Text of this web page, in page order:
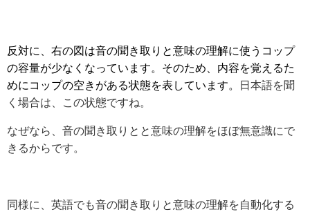
反対に、右の図は音の聞き取りと意味の理解に使うコップ
の容量が少なくなっています。そのため、内容を覚えるた
めにコップの空きがある状態を表しています。
日本語を聞
く場合は、この状態ですね。
なぜなら、音の聞き取りとと意味の理解をほぼ無意識にで
きるからです。
同様に、英語でも音の聞き取りと意味の理解を自動化する